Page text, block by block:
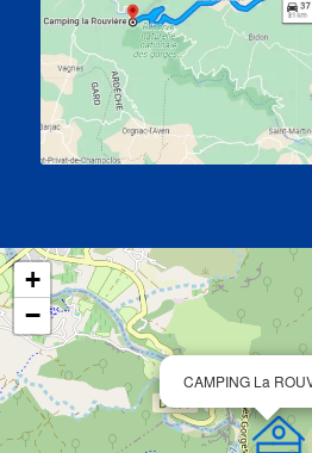
CAMPING La
+
−